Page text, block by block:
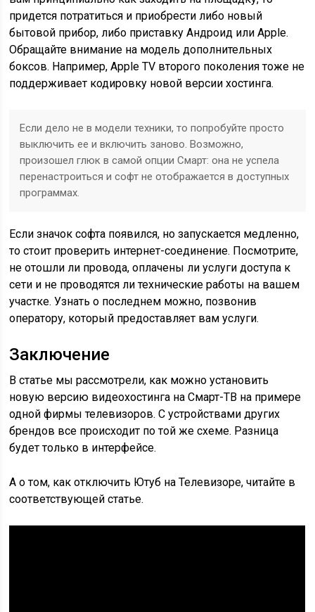
придется потратиться и приобрести либо новый
бытовой прибор, либо приставку Андроид или Apple.
Обращайте внимание на модель дополнительных
боксов. Например, Apple TV второго поколения тоже не
поддерживает кодировку новой версии хостинга.
Если дело не в модели техники, то попробуйте просто
выключить ее и включить заново. Возможно,
произошел глюк в самой опции Смарт: она не успела
перенастроиться и софт не отображается в доступных
программах.
Если значок софта появился, но запускается медленно,
то стоит проверить интернет-соединение. Посмотрите,
не отошли ли провода, оплачены ли услуги доступа к
сети и не проводятся ли технические работы на вашем
участке. Узнать о последнем можно, позвонив
оператору, который предоставляет вам услуги.
Заключение
В статье мы рассмотрели, как можно установить
новую версию видеохостинга на Смарт-ТВ на примере
одной фирмы телевизоров. С устройствами других
брендов все происходит по той же схеме. Разница
будет только в интерфейсе.
А о том, как отключить Ютуб на Телевизоре, читайте в
соответствующей статье.